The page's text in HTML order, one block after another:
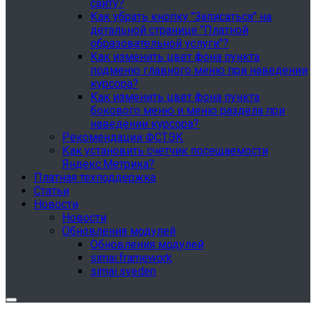
сайту?
Как убрать кнопку "Записаться" на
детальной странице "Платной
образовательной услуги"?
Как изменить цвет фона пункта
подменю главного меню при наведении
курсора?
Как изменить цвет фона пункта
бокового меню и меню раздела при
наведении курсора?
Рекомендации ФСТЭК
Как установить счетчик посещаемости
Яндекс.Метрика?
Платная техподдержка
Статьи
Новости
Новости
Обновления модулей
Обновления модулей
simai.framework
simai.sveden